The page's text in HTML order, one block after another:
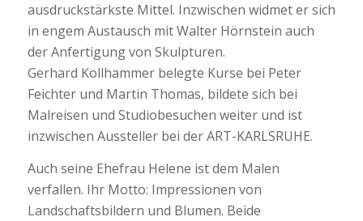
ausdruckstärkste Mittel. Inzwischen widmet er sich
in engem Austausch mit Walter Hörnstein auch
der Anfertigung von Skulpturen.
Gerhard Kollhammer belegte Kurse bei Peter
Feichter und Martin Thomas, bildete sich bei
Malreisen und Studiobesuchen weiter und ist
inzwischen Aussteller bei der ART-KARLSRUHE.
Auch seine Ehefrau Helene ist dem Malen
verfallen. Ihr Motto: Impressionen von
Landschaftsbildern und Blumen. Beide